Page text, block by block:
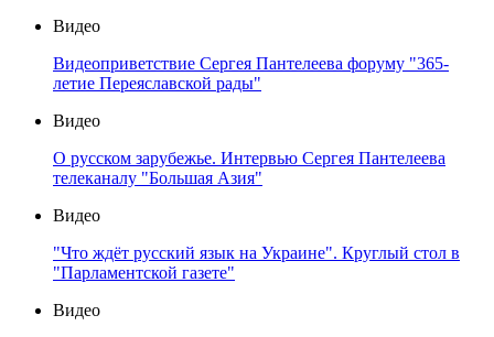
Видео
Видеоприветствие Сергея Пантелеева форуму "365-
летие Переяславской рады"
Видео
О русском зарубежье. Интервью Сергея Пантелеева
телеканалу "Большая Азия"
Видео
"Что ждёт русский язык на Украине". Круглый стол в
"Парламентской газете"
Видео